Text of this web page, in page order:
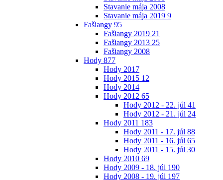
Stavanie mája 2008
Stavanie mája 2019 9
Fašiangy 95
Fašiangy 2019 21
Fašiangy 2013 25
Fašiangy 2008
Hody 877
Hody 2017
Hody 2015 12
Hody 2014
Hody 2012 65
Hody 2012 - 22. júl 41
Hody 2012 - 21. júl 24
Hody 2011 183
Hody 2011 - 17. júl 88
Hody 2011 - 16. júl 65
Hody 2011 - 15. júl 30
Hody 2010 69
Hody 2009 - 18. júl 190
Hody 2008 - 19. júl 197